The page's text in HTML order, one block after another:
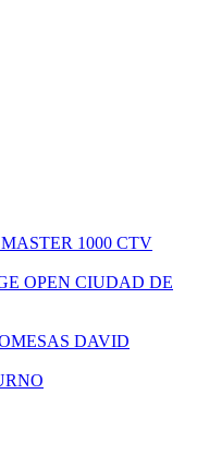
1000 CTV
OPEN CIUDAD DE
DAVID